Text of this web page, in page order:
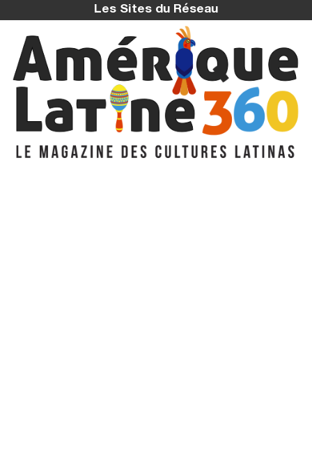
Les Sites du Réseau